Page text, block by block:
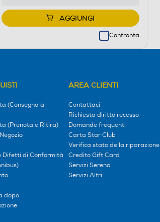
AGGIUNGI
Confronta
(Consegna a
(Prenota e Ritira)
Difetti di Conformità
dopo
AREA CLIENTI
Contattaci
Richiesta diritto recesso
Domande frequenti
Carta Star Club
Verifica stato della riparazione
Credito Gift Card
Servizi Serena
Servizi Altri